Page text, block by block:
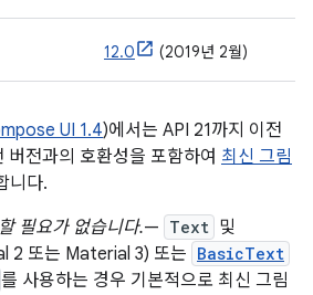
12.0 (2019년 2월)
UI 1.4)에서는 API 21까지 이전
전과의 호환성을 포함하여 최신 그림
니다.
필요가 없습니다.— Text 및
2 또는 Material 3) 또는 BasicText
를 사용하는 경우 기본적으로 최신 그림